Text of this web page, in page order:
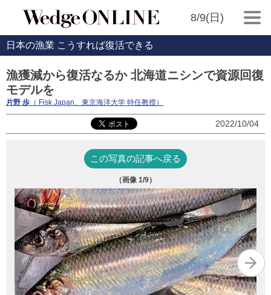
8/9(日)
日本の漁業 こうすれば復活できる
漁獲減から復活なるか 北海道ニシンで資源回復
モデルを
片野 歩 （ Fisk Japan、東京海洋大学 特任教授）
2022/10/04
この写真の記事へ戻る
（画像 1/9）